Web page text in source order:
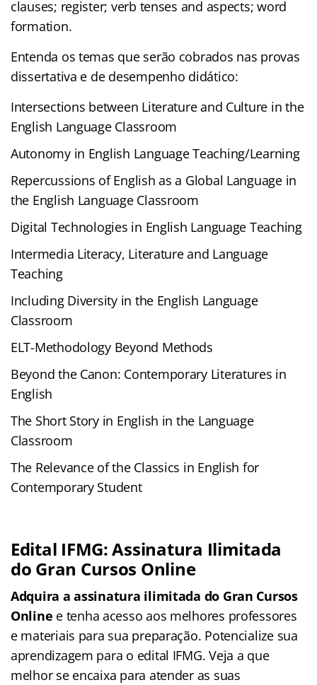
clauses; register; verb tenses and aspects; word
formation.
Entenda os temas que serão cobrados nas provas
dissertativa e de desempenho didático:
Intersections between Literature and Culture in the
English Language Classroom
Autonomy in English Language Teaching/Learning
Repercussions of English as a Global Language in
the English Language Classroom
Digital Technologies in English Language Teaching
Intermedia Literacy, Literature and Language
Teaching
Including Diversity in the English Language
Classroom
ELT-Methodology Beyond Methods
Beyond the Canon: Contemporary Literatures in
English
The Short Story in English in the Language
Classroom
The Relevance of the Classics in English for
Contemporary Student
Edital IFMG: Assinatura Ilimitada
do Gran Cursos Online
Adquira a assinatura ilimitada do Gran Cursos
Online e tenha acesso aos melhores professores
e materiais para sua preparação. Potencialize sua
aprendizagem para o edital IFMG. Veja a que
melhor se encaixa para atender as suas